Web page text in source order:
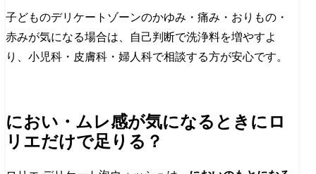
子どものデリケートゾーンのかゆみ・痛み・おりもの・
赤みが気になる場合は、自己判断で洗浄料を増やすよ
り、小児科・皮膚科・婦人科で相談する方が安心です。
におい・ムレ感が気になるときにロ
リエだけで足りる？